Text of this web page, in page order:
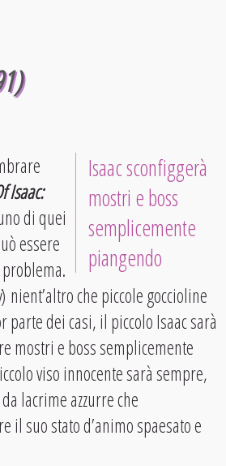
Isaac sconfiggerà
mostri e boss
semplicemente
piangendo
Isaac:
di quei
essere
) nient’altro che piccole goccioline
parte dei casi, il piccolo Isaac sarà
mostri e boss semplicemente
viso innocente sarà sempre,
lacrime azzurre che
il suo stato d’animo spaesato e